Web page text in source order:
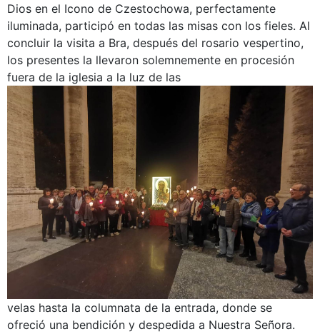
Dios en el Icono de Czestochowa, perfectamente
iluminada, participó en todas las misas con los fieles. Al
concluir la visita a Bra, después del rosario vespertino,
los presentes la llevaron solemnemente en procesión
fuera de la iglesia a la luz de las
velas hasta la columnata de la entrada, donde se
ofreció una bendición y despedida a Nuestra Señora.